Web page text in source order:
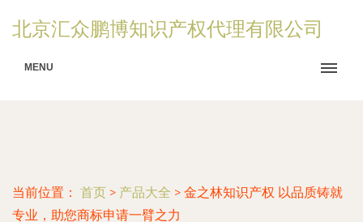
北京汇众鹏博知识产权代理有限公司
MENU
当前位置： 首页 > 产品大全 > 金之林知识产权 以品质铸就
专业，助您商标申请一臂之力